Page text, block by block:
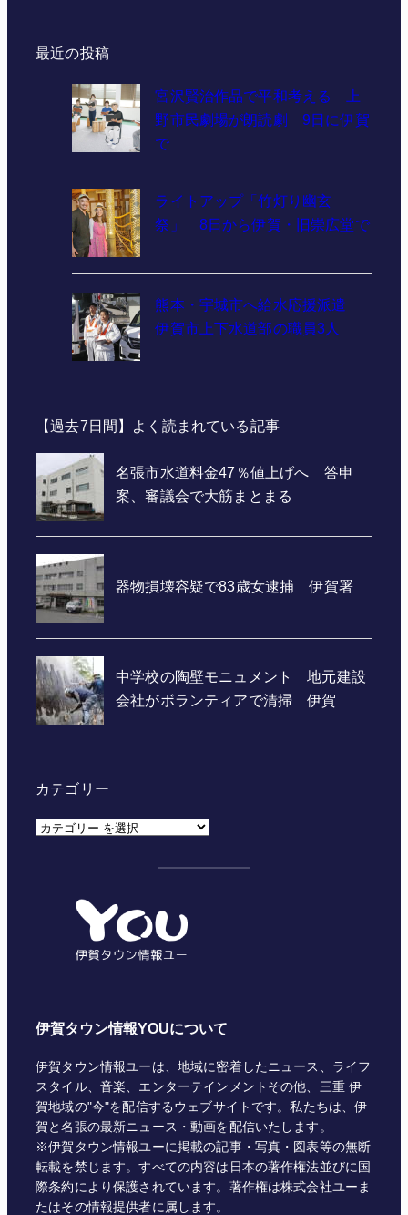
最近の投稿
宮沢賢治作品で平和考える 上
野市民劇場が朗読劇 9日に伊賀
で
ライトアップ「竹灯り幽玄
祭」 8日から伊賀・旧崇広堂で
熊本・宇城市へ給水応援派遣
伊賀市上下水道部の職員3人
【過去7日間】よく読まれている記事
カテゴリー
カ
伊賀タウン情報YOUについて
伊賀タウン情報ユーは、地域に密着したニュース、ライフ
スタイル、音楽、エンターテインメントその他、三重 伊
賀地域の"今"を配信するウェブサイトです。私たちは、伊
賀と名張の最新ニュース・動画を配信いたします。
※伊賀タウン情報ユーに掲載の記事・写真・図表等の無断
転載を禁じます。すべての内容は日本の著作権法並びに国
際条約により保護されています。著作権は株式会社ユーま
たはその情報提供者に属します。